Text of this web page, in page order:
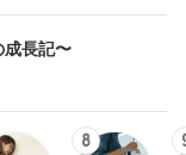
長記〜
8